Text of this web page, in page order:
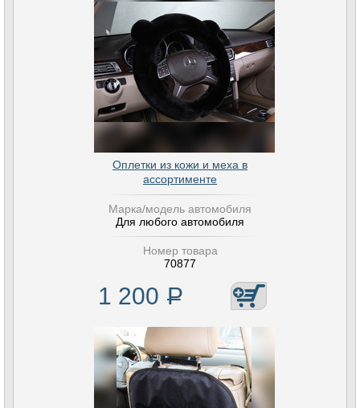
Оплетки из кожи и меха в
ассортименте
Марка/модель автомобиля
Для любого автомобиля
Номер товара
70877
1 200 Р